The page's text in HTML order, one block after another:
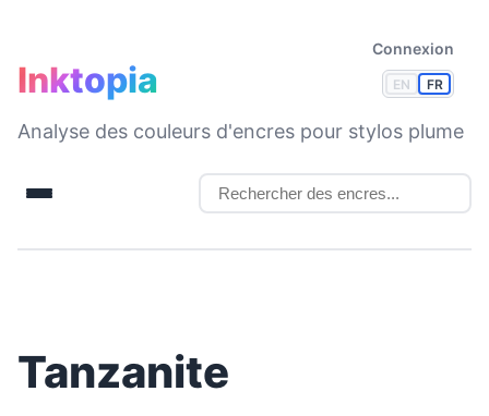
EN FR
Connexion
Inktopia
Analyse des couleurs d'encres pour stylos plume
Tanzanite